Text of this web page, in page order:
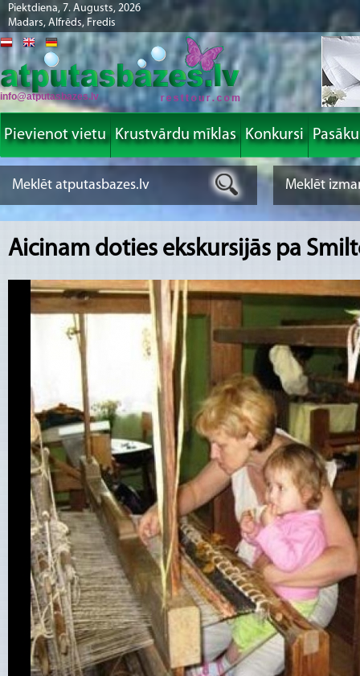
Piektdiena, 7. Augusts, 2026
Madars, Alfrēds, Fredis
info@atputasbazes.lv
Pievienot vietu Krustvārdu mīklas Konkursi
Aicinam doties ekskursijās pa